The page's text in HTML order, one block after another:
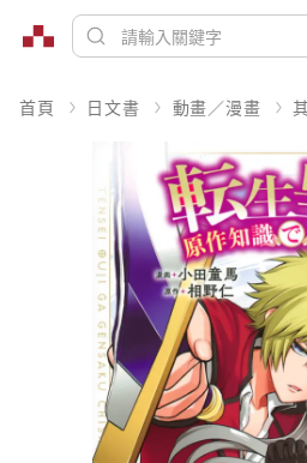
首頁 日文書 動畫／漫畫